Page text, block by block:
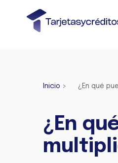
Inicio > ¿En qué
¿En